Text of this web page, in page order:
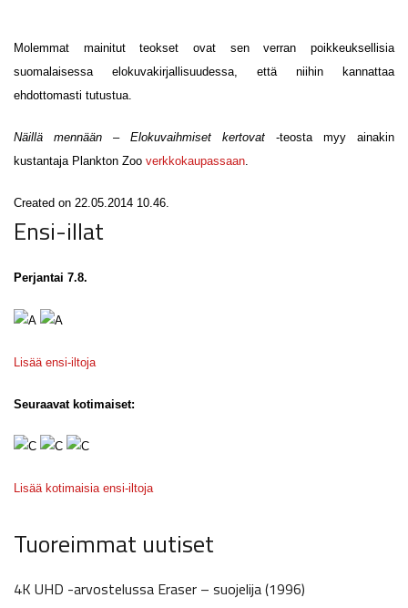
Molemmat mainitut teokset ovat sen verran poikkeuksellisia
suomalaisessa elokuvakirjallisuudessa, että niihin kannattaa
ehdottomasti tutustua.
Näillä mennään – Elokuvaihmiset kertovat -teosta myy ainakin
kustantaja Plankton Zoo verkkokaupassaan.
Created on 22.05.2014 10.46.
Ensi-illat
Perjantai 7.8.
Lisää ensi-iltoja
Seuraavat kotimaiset:
Lisää kotimaisia ensi-iltoja
Tuoreimmat uutiset
4K UHD -arvostelussa Eraser – suojelija (1996)